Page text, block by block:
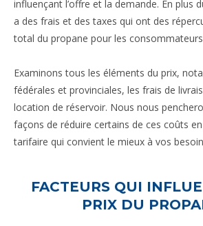
influençant l’offre et la demande. En plus
a des frais et des taxes qui ont des
total du propane pour les
Examinons tous les éléments du prix,
fédérales et provinciales, les frais de
location de réservoir. Nous nous
façons de réduire certains de ces coûts
tarifaire qui convient le mieux à vos
FACTEURS QUI
PRIX DU